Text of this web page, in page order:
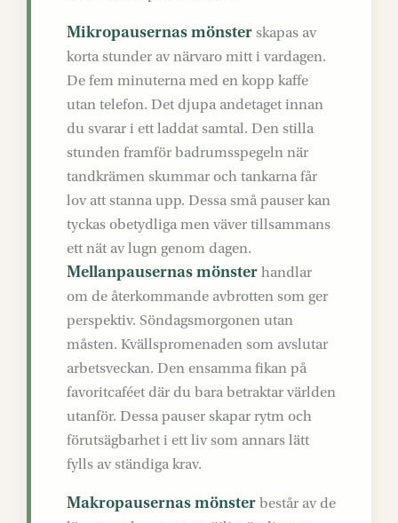
Mikropausernas mönster skapas av
korta stunder av närvaro mitt i vardagen.
De fem minuterna med en kopp kaffe
utan telefon. Det djupa andetaget innan
du svarar i ett laddat samtal. Den stilla
stunden framför badrumsspegeln när
tandkrämen skummar och tankarna får
lov att stanna upp. Dessa små pauser kan
tyckas obetydliga men väver tillsammans
ett nät av lugn genom dagen.
Mellanpausernas mönster handlar
om de återkommande avbrotten som ger
perspektiv. Söndagsmorgonen utan
måsten. Kvällspromenaden som avslutar
arbetsveckan. Den ensamma fikan på
favoritcaféet där du bara betraktar världen
utanför. Dessa pauser skapar rytm och
förutsägbarhet i ett liv som annars lätt
fylls av ständiga krav.
Makropausernas mönster består av de